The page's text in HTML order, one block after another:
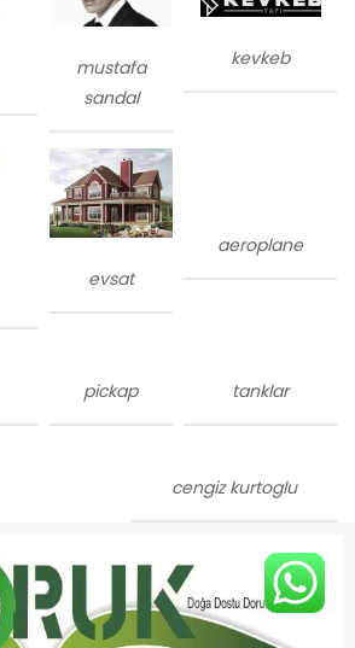
mustafa
sandal
kevkeb
evsat
aeroplane
pickap tanklar
cengiz kurtoglu